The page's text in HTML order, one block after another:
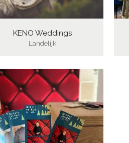
KENO Weddings
Landelijk